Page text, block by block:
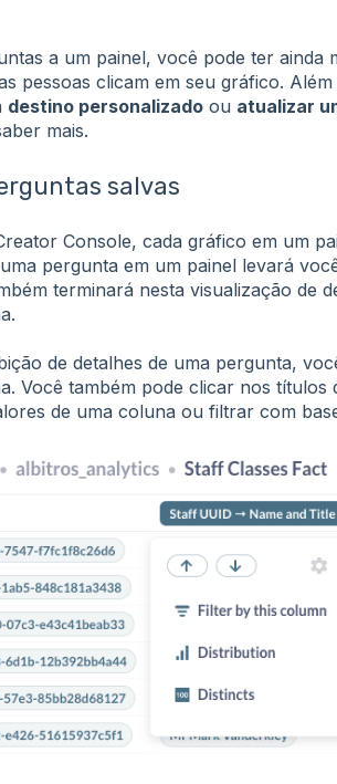
a um painel, você pode ter ainda
pessoas clicam em seu gráfico.
destino personalizadoou atualizar
mais.
salvas
Console, cada gráfico em um
pergunta em um painel levará
terminará nesta visualização de
de detalhes de uma pergunta,
Você também pode clicar nos
de uma coluna ou filtrar com